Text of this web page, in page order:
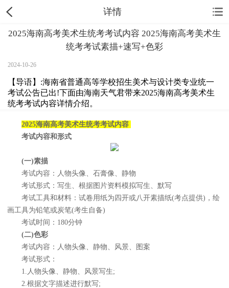
详情
2025海南高考美术生统考考试内容 2025海南高考美术生
统考考试素描+速写+色彩
2024-10-26
【导语】:海南省普通高等学校招生美术与设计类专业统一
考试公告已出!下面由海南天气君带来2025海南高考美术生
统考考试内容详情介绍。
2025海南高考美术生统考考试内容
考试内容和形式
(一)素描
考试内容：人物头像、石膏像、静物
考试形式：写生、根据图片资料模拟写生、默写
考试工具和材料：试卷用纸为四开或八开素描纸(考点提供)，绘
画工具为铅笔或炭笔(考生自备)
考试时间：180分钟
(二)色彩
考试内容：人物头像、静物、风景、图案
考试形式：
1.人物头像、静物、风景写生;
2.根据文字描述进行默写;